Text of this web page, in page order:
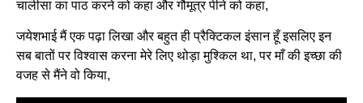
चालीसा का पाठ करने को कहा और गौमूत्र पीने को कहा,
जयेशभाई मैं एक पढ़ा लिखा और बहुत ही प्रैक्टिकल इंसान हूँ इसलिए इन
सब बातों पर विश्वास करना मेरे लिए थोड़ा मुश्किल था, पर माँ की इच्छा की
वजह से मैंने वो किया,